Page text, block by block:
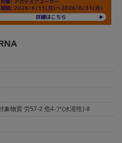
象物質 労57-2 危4-ア(水溶性)-II